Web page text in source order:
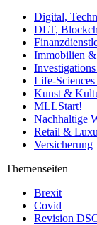
Digital,
DLT,
Immobilien &
Life-
Kunst &
MLLStart!
Nachhaltige
Retail &
Versicherung
Themenseiten
Brexit
Covid
Revision